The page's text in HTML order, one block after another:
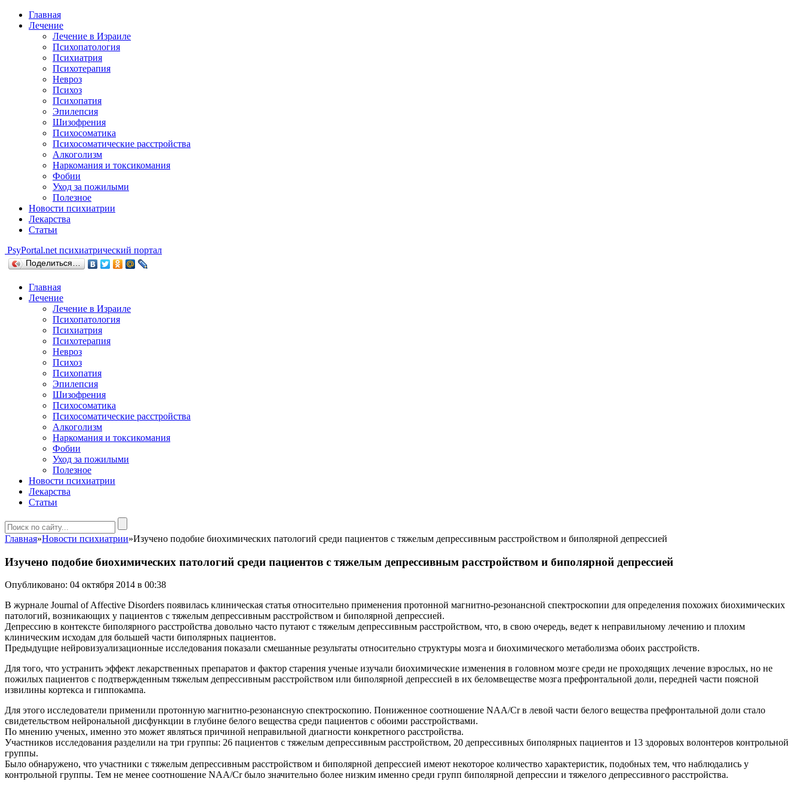
Главная
Лечение
Лечение в Израиле
Психопатология
Психиатрия
Психотерапия
Невроз
Психоз
Психопатия
Эпилепсия
Шизофрения
Психосоматика
Психосоматические расстройства
Алкоголизм
Наркомания и токсикомания
Фобии
Уход за пожилыми
Полезное
Новости психиатрии
Лекарства
Статьи
PsyPortal.net психиатрический портал
Поделиться…
Главная
Лечение
Лечение в Израиле
Психопатология
Психиатрия
Психотерапия
Невроз
Психоз
Психопатия
Эпилепсия
Шизофрения
Психосоматика
Психосоматические расстройства
Алкоголизм
Наркомания и токсикомания
Фобии
Уход за пожилыми
Полезное
Новости психиатрии
Лекарства
Статьи
Главная»Новости психиатрии»Изучено подобие биохимических патологий среди пациентов с тяжелым депрессивным расстройством и биполярной депрессией
Изучено подобие биохимических патологий среди пациентов с тяжелым депрессивным расстройством и биполярной депрессией
Опубликовано: 04 октября 2014 в 00:38
В журнале Journal of Affective Disorders появилась клиническая статья относительно применения протонной магнитно-резонансной спектроскопии для определения похожих биохимических
патологий, возникающих у пациентов с тяжелым депрессивным расстройством и биполярной депрессией.
Депрессию в контексте биполярного расстройства довольно часто путают с тяжелым депрессивным расстройством, что, в свою очередь, ведет к неправильному лечению и плохим
клиническим исходам для большей части биполярных пациентов.
Предыдущие нейровизуализационные исследования показали смешанные результаты относительно структуры мозга и биохимического метаболизма обоих расстройств.
Для того, что устранить эффект лекарственных препаратов и фактор старения ученые изучали биохимические изменения в головном мозге среди не проходящих лечение взрослых, но не
пожилых пациентов с подтвержденным тяжелым депрессивным расстройством или биполярной депрессией в их беломвеществе мозга префронтальной доли, передней части поясной
извилины кортекса и гиппокампа.
Для этого исследователи применили протонную магнитно-резонансную спектроскопию. Пониженное соотношение NAA/Cr в левой части белого вещества префронтальной доли стало
свидетельством нейрональной дисфункции в глубине белого вещества среди пациентов с обоими расстройствами.
По мнению ученых, именно это может являться причиной неправильной диагности конкретного расстройства.
Участников исследования разделили на три группы: 26 пациентов с тяжелым депрессивным расстройством, 20 депрессивных биполярных пациентов и 13 здоровых волонтеров контрольной
группы.
Было обнаружено, что участники с тяжелым депрессивным расстройством и биполярной депрессией имеют некоторое количество характеристик, подобных тем, что наблюдались у
контрольной группы. Тем не менее соотношение NAA/Cr было значительно более низким именно среди групп биполярной депрессии и тяжелого депрессивного расстройства.